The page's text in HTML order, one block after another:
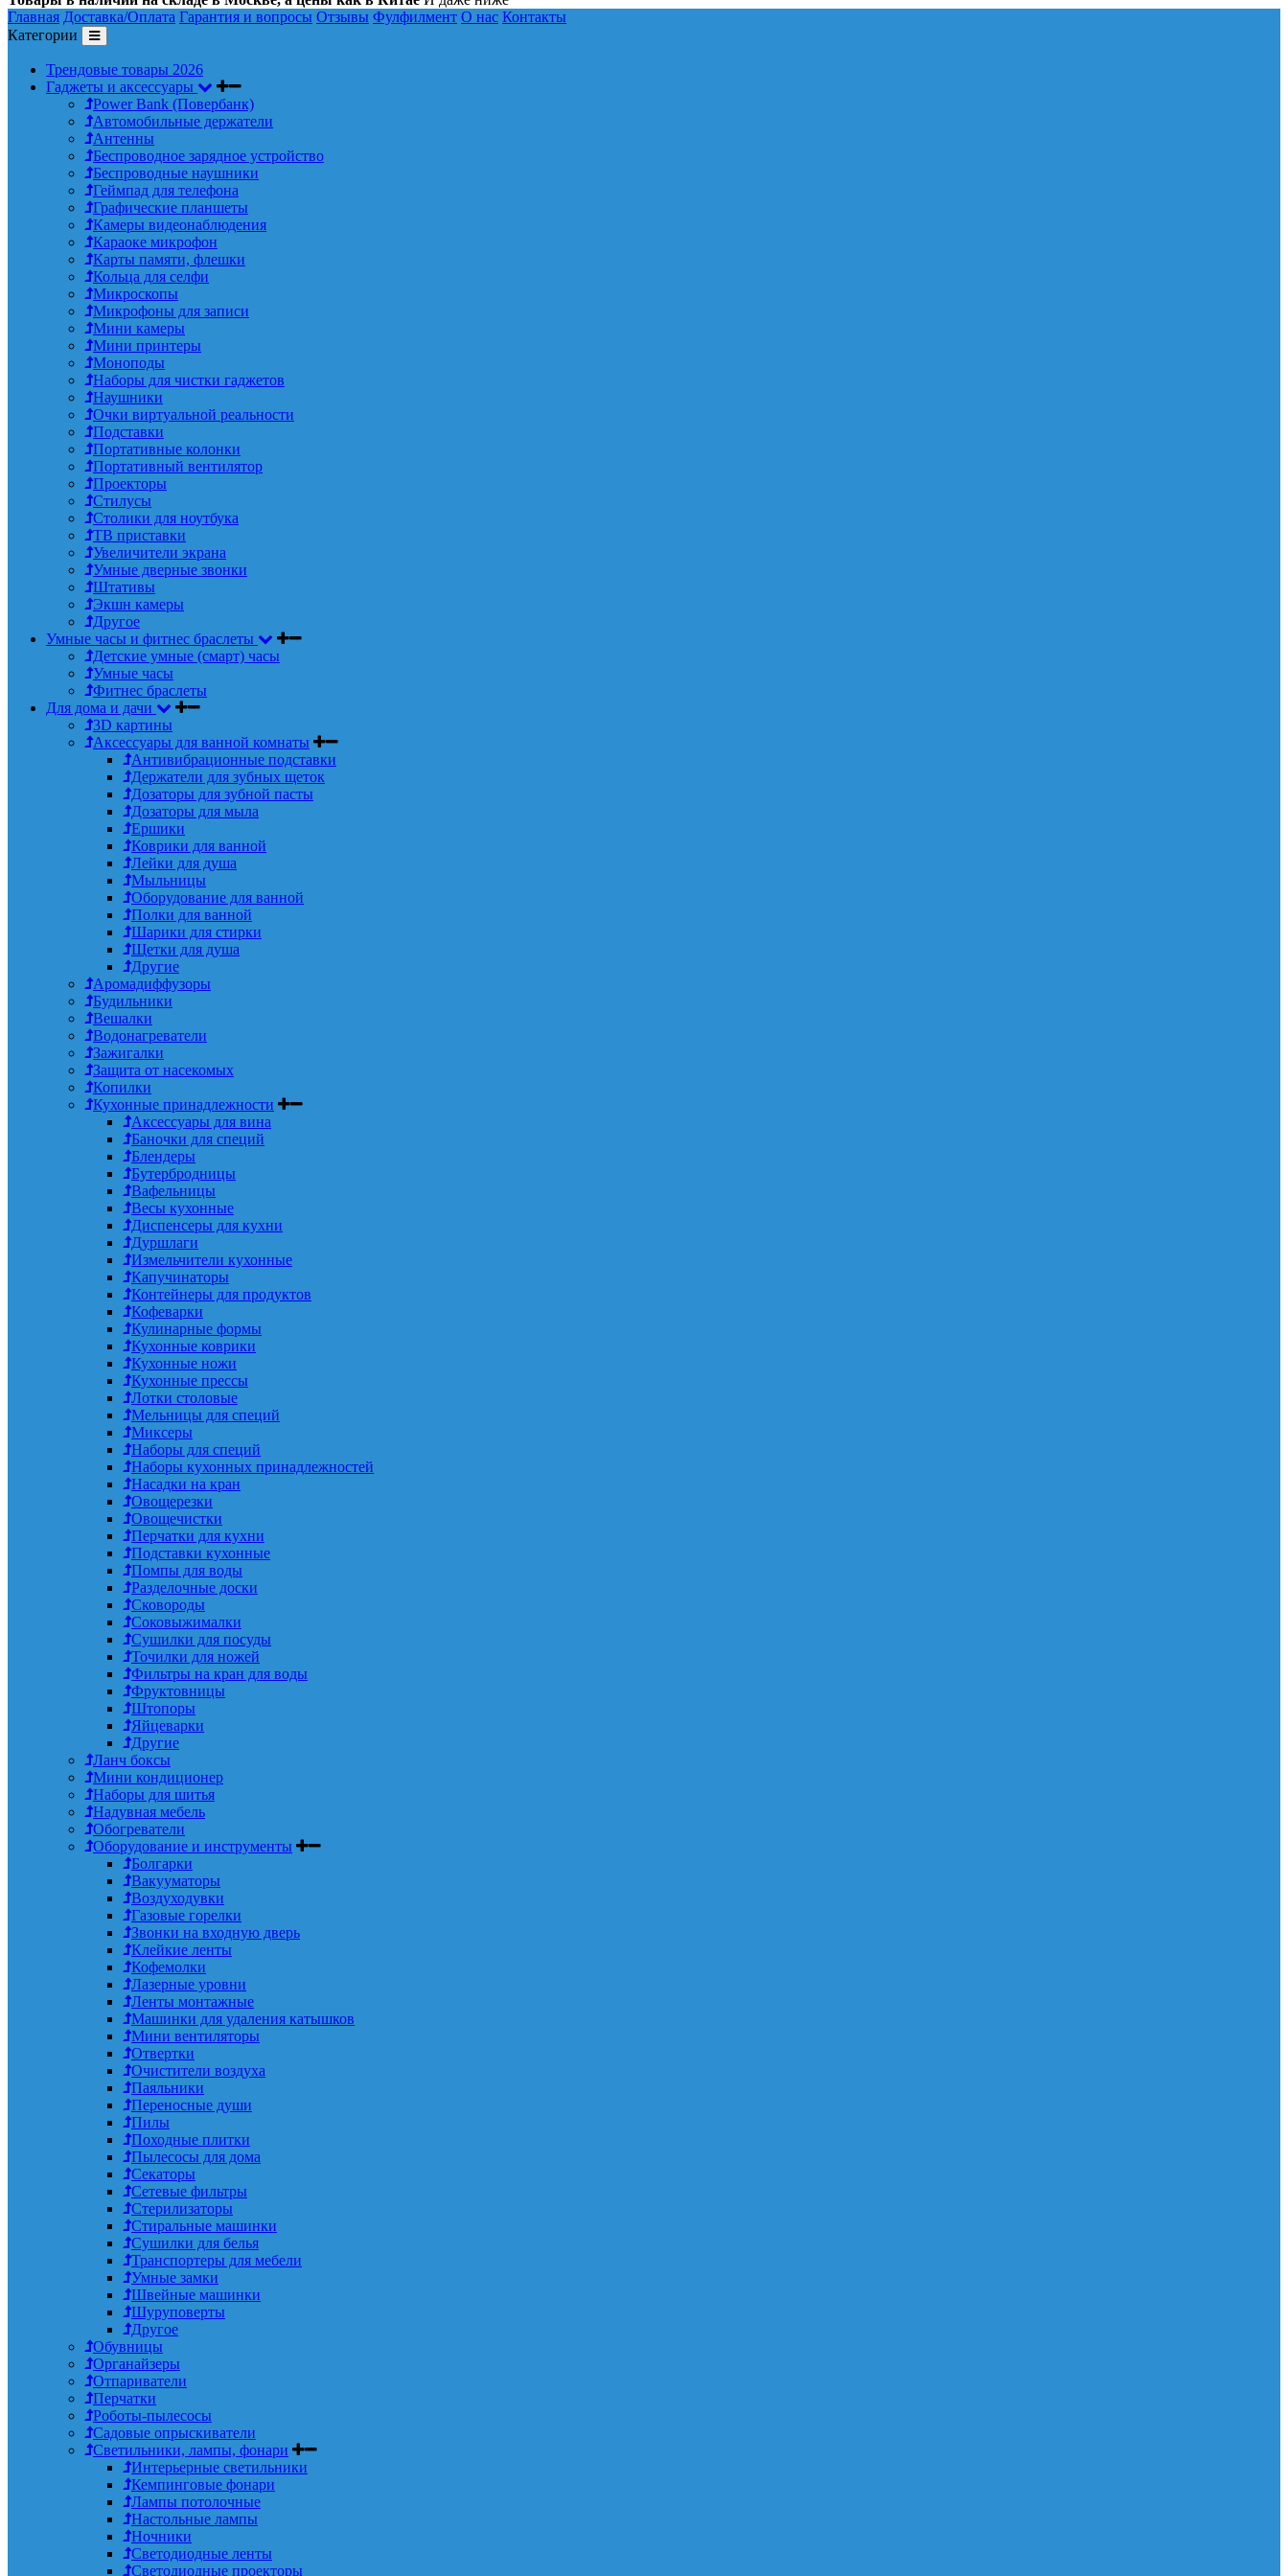
Главная Доставка/Оплата Гарантия и вопросы Отзывы Фулфилмент О нас Контакты
Категории
Трендовые товары 2026
Гаджеты и аксессуары
Power Bank (Повербанк)
Автомобильные держатели
Антенны
Беспроводное зарядное устройство
Беспроводные наушники
Геймпад для телефона
Графические планшеты
Камеры видеонаблюдения
Караоке микрофон
Карты памяти, флешки
Кольца для селфи
Микроскопы
Микрофоны для записи
Мини камеры
Мини принтеры
Моноподы
Наборы для чистки гаджетов
Наушники
Очки виртуальной реальности
Подставки
Портативные колонки
Портативный вентилятор
Проекторы
Стилусы
Столики для ноутбука
ТВ приставки
Увеличители экрана
Умные дверные звонки
Штативы
Экшн камеры
Другое
Умные часы и фитнес браслеты
Детские умные (смарт) часы
Умные часы
Фитнес браслеты
Для дома и дачи
3D картины
Аксессуары для ванной комнаты
Антивибрационные подставки
Держатели для зубных щеток
Дозаторы для зубной пасты
Дозаторы для мыла
Ершики
Коврики для ванной
Лейки для душа
Мыльницы
Оборудование для ванной
Полки для ванной
Шарики для стирки
Щетки для душа
Другие
Аромадиффузоры
Будильники
Вешалки
Водонагреватели
Зажигалки
Защита от насекомых
Копилки
Кухонные принадлежности
Аксессуары для вина
Баночки для специй
Блендеры
Бутербродницы
Вафельницы
Весы кухонные
Диспенсеры для кухни
Дуршлаги
Измельчители кухонные
Капучинаторы
Контейнеры для продуктов
Кофеварки
Кулинарные формы
Кухонные коврики
Кухонные ножи
Кухонные прессы
Лотки столовые
Мельницы для специй
Миксеры
Наборы для специй
Наборы кухонных принадлежностей
Насадки на кран
Овощерезки
Овощечистки
Перчатки для кухни
Подставки кухонные
Помпы для воды
Разделочные доски
Сковороды
Соковыжималки
Сушилки для посуды
Точилки для ножей
Фильтры на кран для воды
Фруктовницы
Штопоры
Яйцеварки
Другие
Ланч боксы
Мини кондиционер
Наборы для шитья
Надувная мебель
Обогреватели
Оборудование и инструменты
Болгарки
Вакууматоры
Воздуходувки
Газовые горелки
Звонки на входную дверь
Клейкие ленты
Кофемолки
Лазерные уровни
Ленты монтажные
Машинки для удаления катышков
Мини вентиляторы
Отвертки
Очистители воздуха
Паяльники
Переносные души
Пилы
Походные плитки
Пылесосы для дома
Секаторы
Сетевые фильтры
Стерилизаторы
Стиральные машинки
Сушилки для белья
Транспортеры для мебели
Умные замки
Швейные машинки
Шуруповерты
Другое
Обувницы
Органайзеры
Отпариватели
Перчатки
Роботы-пылесосы
Садовые опрыскиватели
Светильники, лампы, фонари
Интерьерные светильники
Кемпинговые фонари
Лампы потолочные
Настольные лампы
Ночники
Светодиодные ленты
Светодиодные проекторы